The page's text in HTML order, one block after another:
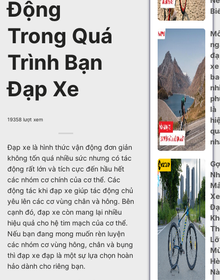
Động
Trong Quá
Trình Bạn
Đạp Xe
19358 lượt xem
Đạp xe là hình thức vận động đơn giản
không tốn quá nhiều sức nhưng có tác
động rất lớn và tích cực đến hầu hết
các nhóm cơ chính của cơ thể. Các
động tác khi đạp xe giúp tác động chủ
yêu lên các cơ vùng chân và hông. Bên
cạnh đó, đạp xe còn mang lại nhiều
hiệu quả cho hệ tim mạch của cơ thể.
Nếu bạn đang mong muốn rèn luyện
các nhóm cơ vùng hông, chân và bụng
thì đạp xe đạp là một sự lựa chọn hoàn
hảo dành cho riêng bạn.
xe
là
Xe
Lỡ
Hè